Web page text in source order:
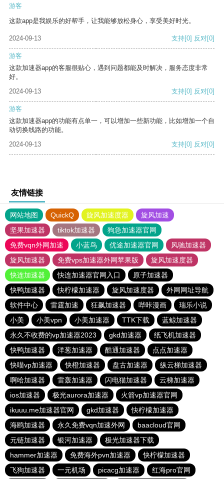
游客
这款app是我娱乐的好帮手，让我能够放松身心，享受美好时光。
2024-09-13 支持[0] 反对[0]
游客
这款加速器app的客服很贴心，遇到问题都能及时解决，服务态度非常
好。
2024-09-13
支持[0] 反对[0]
游客
这款加速器app的功能有点单一，可以增加一些新功能，比如增加一个自
动切换线路的功能。
2024-09-13
支持[0] 反对[0]
友情链接
网站地图 QuickQ 旋风加速度器
旋风加速
坚果加速器
tiktok加速器
狗急加速器官网
免费vqn外网加速
小蓝鸟 优途加速器官网
风驰加速器
旋风加速器
免费vps加速器外网苹果版
旋风加速度器
快连加速器
快连加速器官网入口
原子加速器
快鸭加速器
快柠檬加速器 旋风加速度器
外网网址导航
软件中心
雷霆加速 狂飙加速器 哔咔漫画
瑞乐小说
小美
小美vpn 小美加速器 TTK下载
蓝鲸加速器
永久不收费的vp加速器2023
gkd加速器
纸飞机加速器
快鸭加速器
洋葱加速器 酷通加速器
点点加速器
快喵vp加速器
快橙加速器 盘古加速器
纵云梯加速器
啊哈加速器
雷轰加速器 闪电猫加速器
云梯加速器
ios加速器
极光aurora加速器
火箭vp加速器官网
ikuuu.me加速器官网
gkd加速器
快柠檬加速器
海鸥加速器
永久免费vqn加速外网
baacloud官网
元链加速器
银河加速器
极光加速器下载
hammer加速器
免费海外pvn加速器
快柠檬加速器
飞狗加速器
一元机场 picacg加速器 红海pro官网